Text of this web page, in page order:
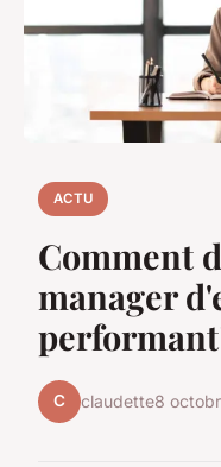
ACTU
Comment
manager
performant
C claudette8